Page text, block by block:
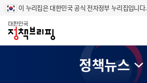
이 누리집은 대한민국 공식 전자정부 누리집입니다.
홈
정책뉴스